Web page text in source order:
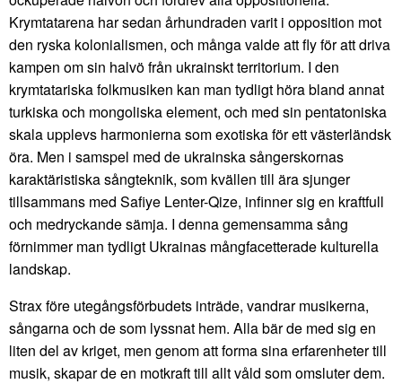
Krymtatarena har sedan århundraden varit i opposition mot
den ryska kolonialismen, och många valde att fly för att driva
kampen om sin halvö från ukrainskt territorium. I den
krymtatariska folkmusiken kan man tydligt höra bland annat
turkiska och mongoliska element, och med sin pentatoniska
skala upplevs harmonierna som exotiska för ett västerländsk
öra. Men i samspel med de ukrainska sångerskornas
karaktäristiska sångteknik, som kvällen till ära sjunger
tillsammans med Safiye Lenter-Qize, infinner sig en kraftfull
och medryckande sämja. I denna gemensamma sång
förnimmer man tydligt Ukrainas mångfacetterade kulturella
landskap.
Strax före utegångsförbudets inträde, vandrar musikerna,
sångarna och de som lyssnat hem. Alla bär de med sig en
liten del av kriget, men genom att forma sina erfarenheter till
musik, skapar de en motkraft till allt våld som omsluter dem.